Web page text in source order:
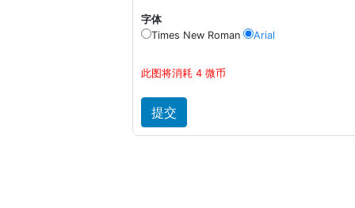
字体
Times New Roman
Arial
此图将消耗 4 微币